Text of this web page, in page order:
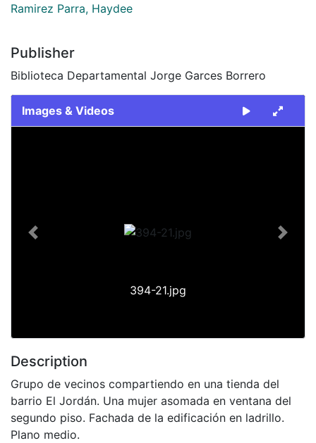
Ramirez Parra, Haydee
Publisher
Biblioteca Departamental Jorge Garces Borrero
Images & Videos
394-21.jpg
Previous Next
Description
Grupo de vecinos compartiendo en una tienda del
barrio El Jordán. Una mujer asomada en ventana del
segundo piso. Fachada de la edificación en ladrillo.
Plano medio.